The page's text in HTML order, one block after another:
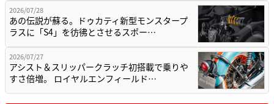
2026/07/28
あの伝説が蘇る。ドゥカティ新型モンスタープ
ラスに「S4」を彷彿とさせるスポー…
2026/07/27
アシスト＆スリッパークラッチ初搭載で乗りや
すさ倍増。 ロイヤルエンフィールド…